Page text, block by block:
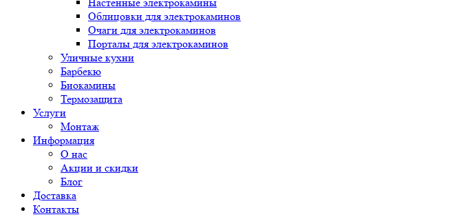
Настенные электрокамины
Облицовки для электрокаминов
Очаги для электрокаминов
Порталы для электрокаминов
Уличные кухни
Барбекю
Биокамины
Термозащита
Услуги
Монтаж
Информация
О нас
Акции и скидки
Блог
Доставка
Контакты